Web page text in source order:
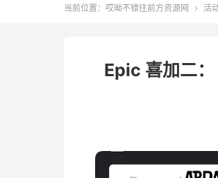
当前位置： 哎呦不错往前方资源网  活
Epic 喜加二